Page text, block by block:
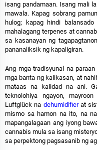
isang pandamaan. Isang mali
mawala. Kapag sobrang
hulog; kapag hindi
mahalagang terpenes at
sa kasanayan ng
pananaliksik ng kapaligiran.
Ang mga tradisyunal na
mga banta ng kalikasan, at
mataas na kalidad na ani.
teknolohiya ngayon,
Luftglück na dehumidifier at
mismo sa hamon na ito, na
mapangalagaan ang iyong
cannabis mula sa isang
sa perpektong pagsasanib ng